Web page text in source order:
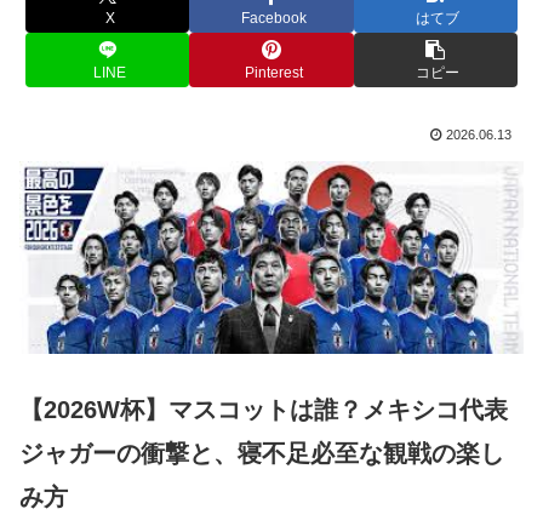
X Facebook はてブ
LINE Pinterest コピー
2026.06.13
【2026W杯】マスコットは誰？メキシコ代表
ジャガーの衝撃と、寝不足必至な観戦の楽し
み方